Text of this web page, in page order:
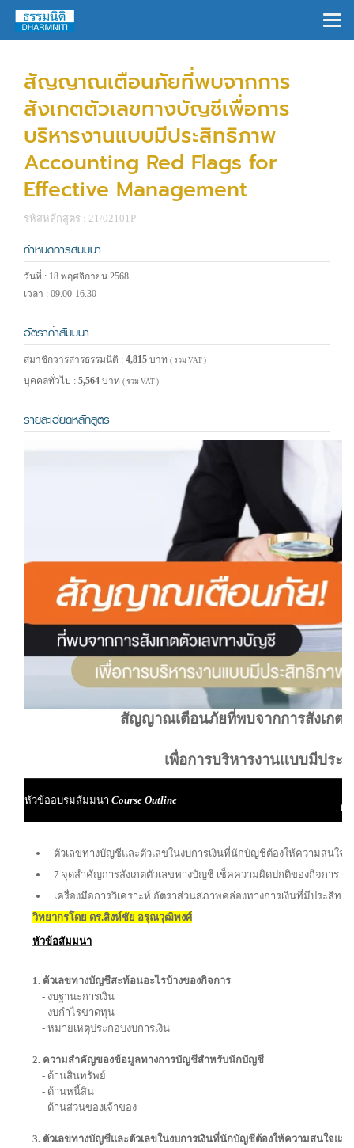
สัญญาณเตือนภัยที่พบจากการ
สังเกตตัวเลขทางบัญชีเพื่อการ
บริหารงานแบบมีประสิทธิภาพ
Accounting Red Flags for
Effective Management
รหัสหลักสูตร : 21/02101P
กำหนดการสัมมนา
วันที่ : 18 พฤศจิกายน 2568
เวลา : 09.00-16.30
อัตราค่าสัมมนา
สมาชิกวารสารธรรมนิติ : 4,815 บาท ( รวม VAT )
บุคคลทั่วไป : 5,564 บาท ( รวม VAT )
รายละเอียดหลักสูตร
สัญญาณเตือนภัยที่พบจากการสังเกต
เพื่อการบริหารงานแบบมีประ
หัวข้ออบรมสัมมนา Course Outline
ผู้
ตัวเลขทางบัญชีและตัวเลขในงบการเงินที่นักบัญชีต้องให้ความสนใจแ
7 จุดสำคัญการสังเกตตัวเลขทางบัญชี เช็คความผิดปกติของกิจการ
เครื่องมือการวิเคราะห์ อัตราส่วนสภาพคล่องทางการเงินที่มีประสิทธิ
วิทยากรโดย ดร.สิงห์ชัย อรุณวุฒิพงศ์
หัวข้อสัมมนา
1. ตัวเลขทางบัญชีสะท้อนอะไรบ้างของกิจการ
- งบฐานะการเงิน
- งบกำไรขาดทุน
- หมายเหตุประกอบงบการเงิน
2. ความสำคัญของข้อมูลทางการบัญชีสำหรับนักบัญชี
- ด้านสินทรัพย์
- ด้านหนี้สิน
- ด้านส่วนของเจ้าของ
3. ตัวเลขทางบัญชีและตัวเลขในงบการเงินที่นักบัญชีต้องให้ความสนใจและ
×